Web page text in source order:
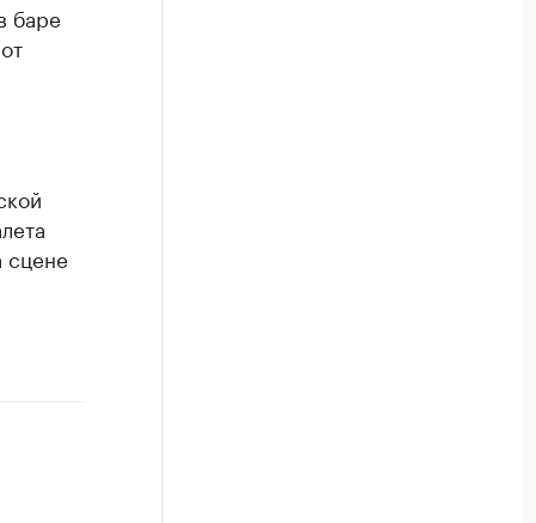
баре
сцене